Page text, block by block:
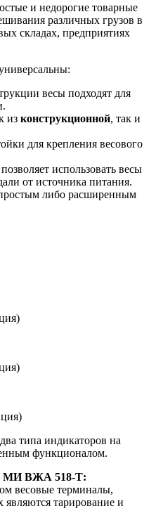
и недорогие товарные
различных грузов в
складах, предприятиях
весы подходят для
из конструкционной, так и
для крепления весового
использовать весы
от источника питания.
либо расширенным
типа индикаторов на
функционалом.
МИ ВЖА 518-Т:
весовые терминалы,
тарирование и